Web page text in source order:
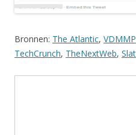
Bronnen: The Atlantic, VDMMP
TechCrunch, TheNextWeb,